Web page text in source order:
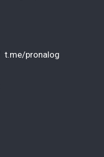
t.me/pronalog